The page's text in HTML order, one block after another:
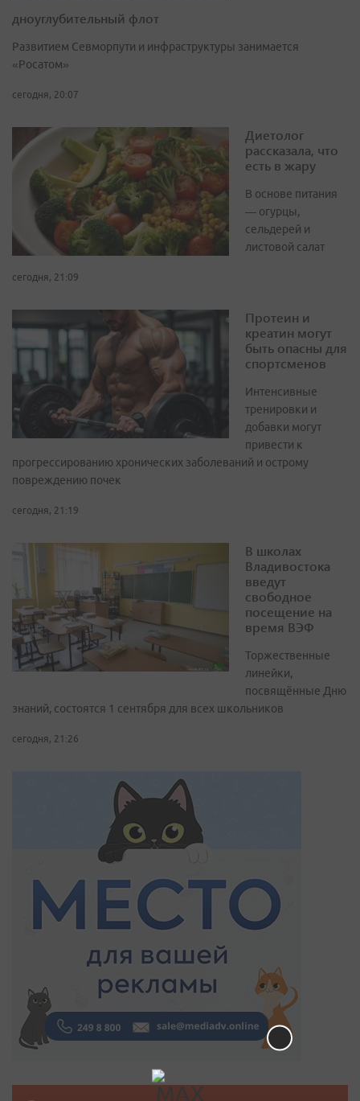
дноуглубительный флот
Развитием Севморпути и инфраструктуры занимается
«Росатом»
сегодня, 20:07
Диетолог
рассказала, что
есть в жару
В основе питания
— огурцы,
сельдерей и
листовой салат
сегодня, 21:09
Протеин и
креатин могут
быть опасны для
спортсменов
Интенсивные
тренировки и
добавки могут
привести к
прогрессированию хронических заболеваний и острому
повреждению почек
сегодня, 21:19
В школах
Владивостока
введут
свободное
посещение на
время ВЭФ
Торжественные
линейки,
посвящённые Дню
знаний, состоятся 1 сентября для всех школьников
сегодня, 21:26